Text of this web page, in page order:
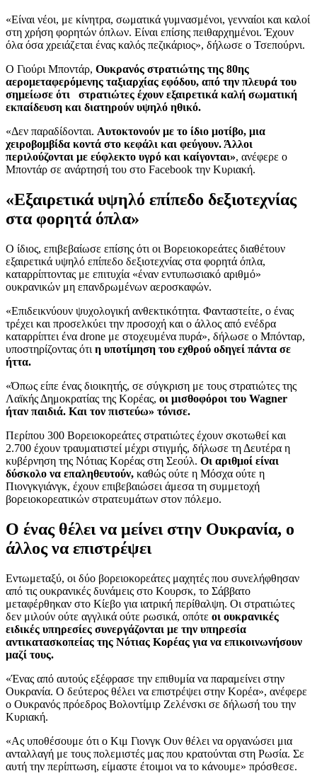
«Είναι νέοι, με κίνητρα, σωματικά γυμνασμένοι, γενναίοι και καλοί
στη χρήση φορητών όπλων. Είναι επίσης πειθαρχημένοι. Έχουν
όλα όσα χρειάζεται ένας καλός πεζικάριος», δήλωσε ο Τσεπούρνι.
Ο Γιούρι Μποντάρ, Ουκρανός στρατιώτης της 80ης
αερομεταφερόμενης ταξιαρχίας εφόδου, από την πλευρά του
σημείωσε ότι στρατιώτες έχουν εξαιρετικά καλή σωματική
εκπαίδευση και διατηρούν υψηλό ηθικό.
«Δεν παραδίδονται. Αυτοκτονούν με το ίδιο μοτίβο, μια
χειροβομβίδα κοντά στο κεφάλι και φεύγουν. Άλλοι
περιλούζονται με εύφλεκτο υγρό και καίγονται», ανέφερε ο
Μποντάρ σε ανάρτησή του στο Facebook την Κυριακή.
«Εξαιρετικά υψηλό επίπεδο δεξιοτεχνίας
στα φορητά όπλα»
Ο ίδιος, επιβεβαίωσε επίσης ότι οι Βορειοκορεάτες διαθέτουν
εξαιρετικά υψηλό επίπεδο δεξιοτεχνίας στα φορητά όπλα,
καταρρίπτοντας με επιτυχία «έναν εντυπωσιακό αριθμό»
ουκρανικών μη επανδρωμένων αεροσκαφών.
«Επιδεικνύουν ψυχολογική ανθεκτικότητα. Φανταστείτε, ο ένας
τρέχει και προσελκύει την προσοχή και ο άλλος από ενέδρα
καταρρίπτει ένα drone με στοχευμένα πυρά», δήλωσε ο Μπόνταρ,
υποστηρίζοντας ότι η υποτίμηση του εχθρού οδηγεί πάντα σε
ήττα.
«Όπως είπε ένας διοικητής, σε σύγκριση με τους στρατιώτες της
Λαϊκής Δημοκρατίας της Κορέας, οι μισθοφόροι του Wagner
ήταν παιδιά. Και τον πιστεύω» τόνισε.
Περίπου 300 Βορειοκορεάτες στρατιώτες έχουν σκοτωθεί και
2.700 έχουν τραυματιστεί μέχρι στιγμής, δήλωσε τη Δευτέρα η
κυβέρνηση της Νότιας Κορέας στη Σεούλ. Οι αριθμοί είναι
δύσκολο να επαληθευτούν, καθώς ούτε η Μόσχα ούτε η
Πιονγκγιάνγκ, έχουν επιβεβαιώσει άμεσα τη συμμετοχή
βορειοκορεατικών στρατευμάτων στον πόλεμο.
Ο ένας θέλει να μείνει στην Ουκρανία, ο
άλλος να επιστρέψει
Εντωμεταξύ, οι δύο βορειοκορεάτες μαχητές που συνελήφθησαν
από τις ουκρανικές δυνάμεις στο Κουρσκ, το Σάββατο
μεταφέρθηκαν στο Κίεβο για ιατρική περίθαλψη. Οι στρατιώτες
δεν μιλούν ούτε αγγλικά ούτε ρωσικά, οπότε οι ουκρανικές
ειδικές υπηρεσίες συνεργάζονται με την υπηρεσία
αντικατασκοπείας της Νότιας Κορέας για να επικοινωνήσουν
μαζί τους.
«Ένας από αυτούς εξέφρασε την επιθυμία να παραμείνει στην
Ουκρανία. Ο δεύτερος θέλει να επιστρέψει στην Κορέα», ανέφερε
ο Ουκρανός πρόεδρος Βολοντίμιρ Ζελένσκι σε δήλωσή του την
Κυριακή.
«Ας υποθέσουμε ότι ο Κιμ Γιονγκ Ουν θέλει να οργανώσει μια
ανταλλαγή με τους πολεμιστές μας που κρατούνται στη Ρωσία. Σε
αυτή την περίπτωση, είμαστε έτοιμοι να το κάνουμε» πρόσθεσε.